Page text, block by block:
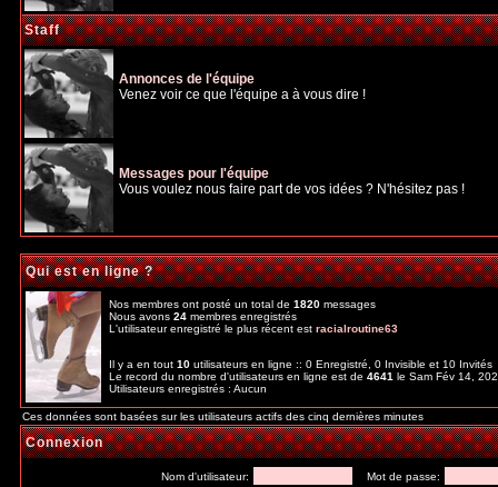
Staff
Annonces de l'équipe
Venez voir ce que l'équipe a à vous dire !
Messages pour l'équipe
Vous voulez nous faire part de vos idées ? N'hésitez pas !
Qui est en ligne ?
Nos membres ont posté un total de 1820 messages
Nous avons 24 membres enregistrés
L'utilisateur enregistré le plus récent est racialroutine63
Il y a en tout 10 utilisateurs en ligne :: 0 Enregistré, 0 Invisible et 10
Le record du nombre d'utilisateurs en ligne est de 4641 le Sam Fév 14,
Utilisateurs enregistrés : Aucun
Ces données sont basées sur les utilisateurs actifs des cinq dernières minutes
Connexion
Nom d'utilisateur: Mot de passe: